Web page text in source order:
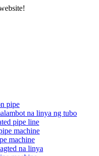
pipe
na linya ng tubo
pipe line
machine
machine
na linya